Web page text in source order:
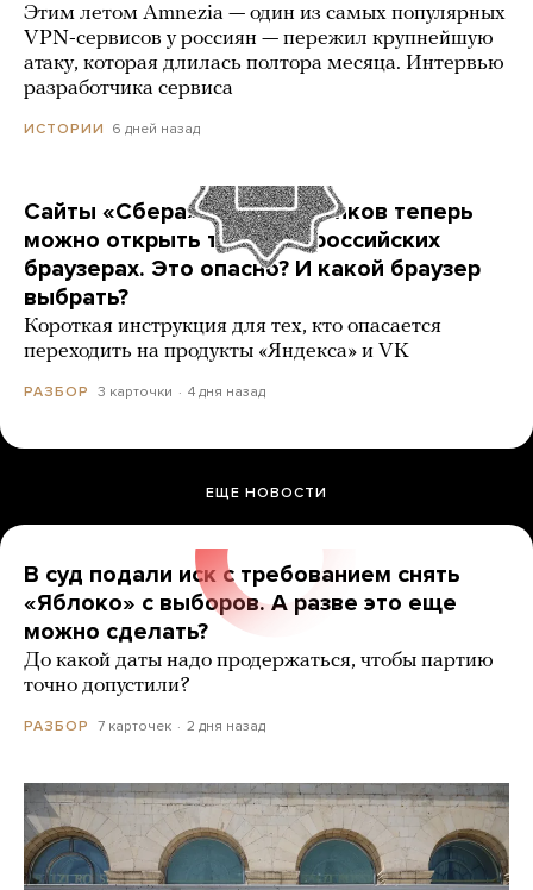
Этим летом Amnezia — один из самых популярных
VPN-сервисов у россиян — пережил крупнейшую
атаку, которая длилась полтора месяца. Интервью
разработчика сервиса
ИСТОРИИ 6 дней назад
Сайты «Сбера» и других банков теперь
можно открыть только в российских
браузерах. Это опасно? И какой браузер
выбрать?
Короткая инструкция для тех, кто опасается
переходить на продукты «Яндекса» и VK
РАЗБОР 3 карточки 4 дня назад
ЕЩЕ НОВОСТИ
В суд подали иск с требованием снять
«Яблоко» с выборов. А разве это еще
можно сделать?
До какой даты надо продержаться, чтобы партию
точно допустили?
РАЗБОР 7 карточек 2 дня назад